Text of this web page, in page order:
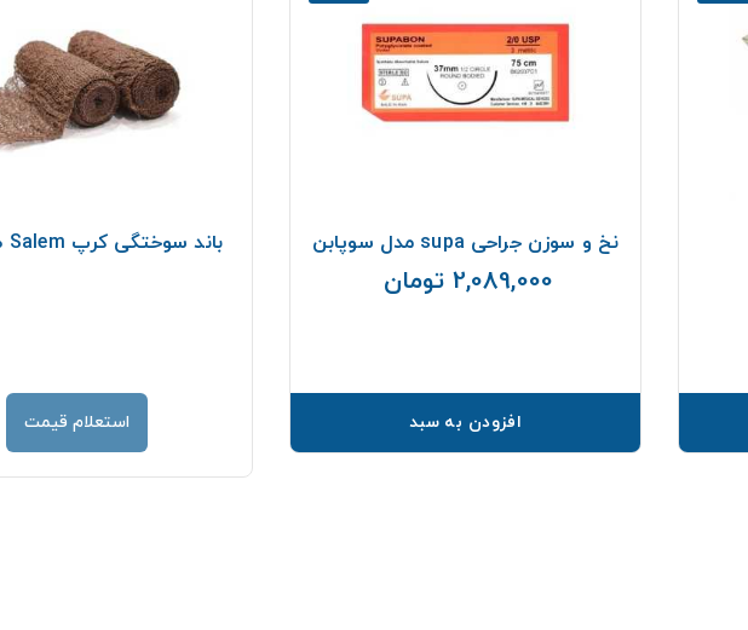
نخ و سوزن جراحی supa مدل سوپابن
2,089,000 تومان
افزودن به سبد
باند سوختگی كرپ Salem طول 900
استعلام قیمت